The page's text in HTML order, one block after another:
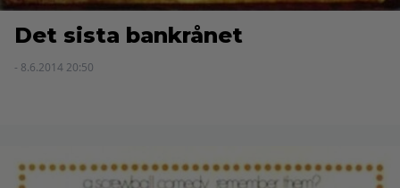
Det sista bankrånet
- 8.6.2014 20:50